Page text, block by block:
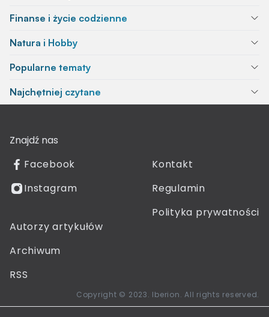
Finanse i życie codzienne
Natura i Hobby
Popularne tematy
Najchętniej czytane
Znajdź nas
Facebook
Instagram
Kontakt
Regulamin
Polityka prywatności
Autorzy artykułów
Archiwum
RSS
Copyright © 2023. Iberion. All rights reserved.